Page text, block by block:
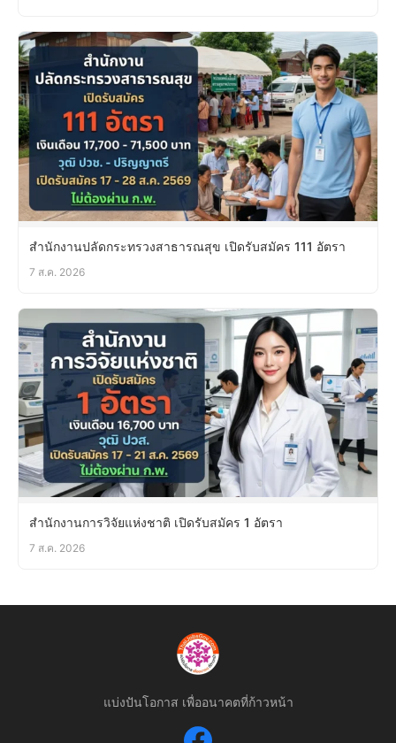
สำนักงานปลัดกระทรวงสาธารณสุข เปิดรับสมัคร 111 อัตรา
7 ส.ค. 2026
สำนักงานการวิจัยแห่งชาติ เปิดรับสมัคร 1 อัตรา
7 ส.ค. 2026
แบ่งปันโอกาส เพื่ออนาคตที่ก้าวหน้า